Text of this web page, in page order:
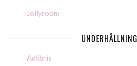
Jollyroom
UNDERHÅLLNING
Adlibris